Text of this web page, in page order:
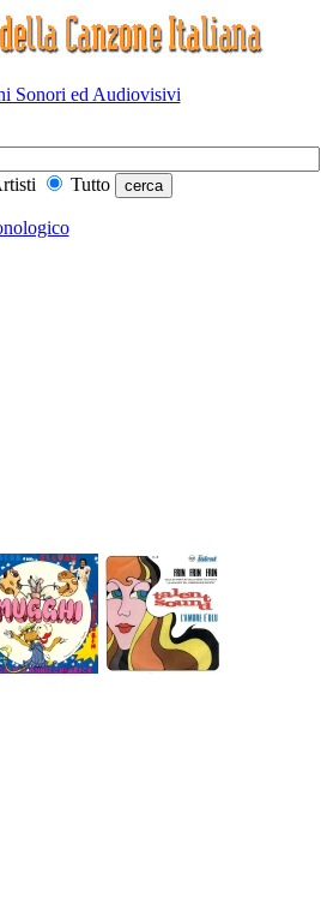
Sonori ed Audiovisivi
Tutto